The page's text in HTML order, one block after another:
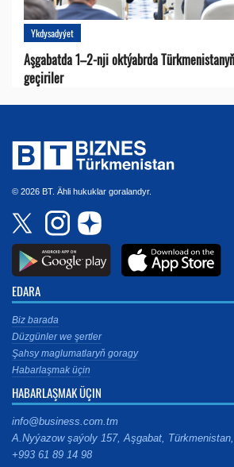
Ykdysadyýet
Aşgabatda 1–2-nji oktýabrda
geçiriler
© 2026 BT. Ähli hukuklar goralandyr.
EDARA
Biz barada
Düzgünler we şertler
Şahsy maglumatlaryň goragy
Habarlaşmak üçin
HABARLAŞMAK ÜÇIN
info@business.com.tm
A.Nyýazow şaýoly 157, Aşgabat,
+993 61 89 14 98